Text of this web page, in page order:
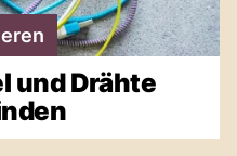
und Drähte